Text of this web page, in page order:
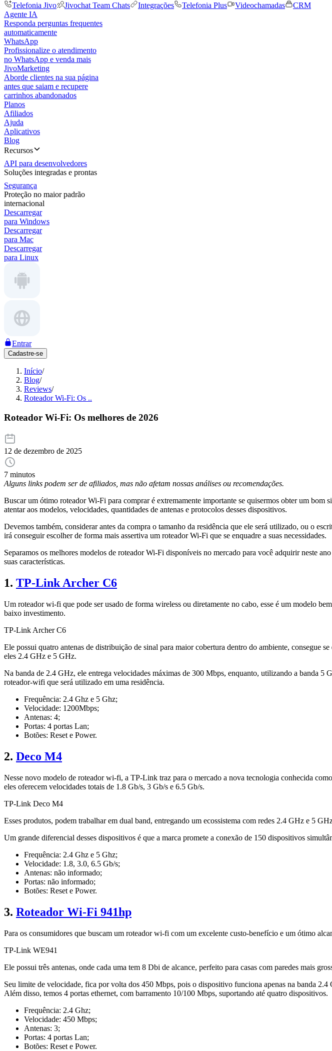
Telefonia Jivo
Jivochat Team Chats Integrações Telefonia Plus Videochamadas
CRM
Agente IA
Responda perguntas frequentes
automaticamente
WhatsApp
Profissionalize o atendimento
no WhatsApp e venda mais
JivoMarketing
Aborde clientes na sua página
antes que saiam e recupere
carrinhos abandonados
Planos
Afiliados
Ajuda
Aplicativos
Blog
Recursos
API para desenvolvedores
Soluções integradas e prontas
Segurança
Proteção no maior padrão
internacional
Descarregar
para Windows
Descarregar
para Mac
Descarregar
para Linux
Entrar
Cadastre-se
Início/
Blog/
Reviews/
Roteador Wi-Fi: Os ..
Roteador Wi-Fi: Os melhores de 2026
12 de dezembro de 2025
7 minutos
Alguns links podem ser de afiliados, mas não afetam nossas análises ou recomendações.
Buscar um ótimo roteador Wi-Fi para comprar é extremamente importante se quisermos obter um
atentar aos modelos, velocidades, quantidades de antenas e protocolos desses dispositivos.
Devemos também, considerar antes da compra o tamanho da residência que ele será utilizado, ou o
irá conseguir escolher de forma mais assertiva um roteador Wi-Fi que se enquadre a suas necessidades.
Separamos os melhores modelos de roteador Wi-Fi disponíveis no mercado para você adquirir neste
suas características.
1. TP-Link Archer C6
Um roteador wi-fi que pode ser usado de forma wireless ou diretamente no cabo, esse é um modelo
baixo investimento.
TP-Link Archer C6
Ele possui quatro antenas de distribuição de sinal para maior cobertura dentro do ambiente, consegue
eles 2.4 GHz e 5 GHz.
Na banda de 2.4 GHz, ele entrega velocidades máximas de 300 Mbps, enquanto, utilizando a banda
roteador-wifi que será utilizado em uma residência.
Frequência: 2.4 Ghz e 5 Ghz;
Velocidade: 1200Mbps;
Antenas: 4;
Portas: 4 portas Lan;
Botões: Reset e Power.
2. Deco M4
Nesse novo modelo de roteador wi-fi, a TP-Link traz para o mercado a nova tecnologia conhecida
eles oferecem velocidades totais de 1.8 Gb/s, 3 Gb/s e 6.5 Gb/s.
TP-Link Deco M4
Esses produtos, podem trabalhar em dual band, entregando um ecossistema com redes 2.4 GHz e 5
Um grande diferencial desses dispositivos é que a marca promete a conexão de 150 dispositivos
Frequência: 2.4 Ghz e 5 Ghz;
Velocidade: 1.8, 3.0, 6.5 Gb/s;
Antenas: não informado;
Portas: não informado;
Botões: Reset e Power.
3. Roteador Wi-Fi 941hp
Para os consumidores que buscam um roteador wi-fi com um excelente custo-benefício e um ótimo
TP-Link WE941
Ele possui três antenas, onde cada uma tem 8 Dbi de alcance, perfeito para casas com paredes mais
Seu limite de velocidade, fica por volta dos 450 Mbps, pois o dispositivo funciona apenas na banda
Além disso, temos 4 portas ethernet, com barramento 10/100 Mbps, suportando até quatro dispositivos.
Frequência: 2.4 Ghz;
Velocidade: 450 Mbps;
Antenas: 3;
Portas: 4 portas Lan;
Botões: Reset e Power.